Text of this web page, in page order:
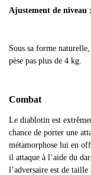
Ajustement de niveau :
Sous sa forme
pèse pas plus de 4 kg.
Combat
Le diablotin est
chance de porter une
métamorphose lui en
il attaque à l’aide du
l’adversaire est de taille